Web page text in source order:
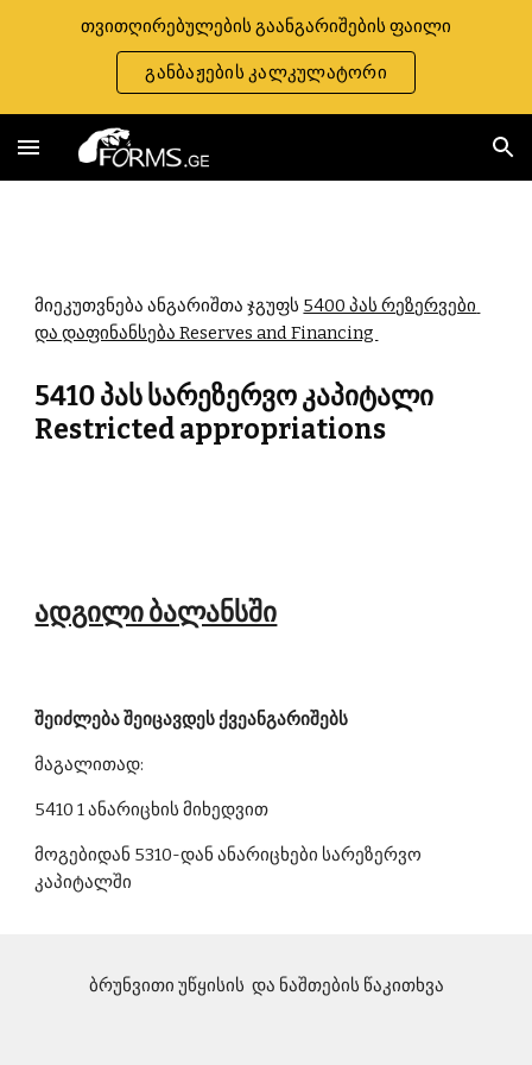
Skip to main content Skip to navigation
თვითღირებულების გაანგარიშების ფაილი
განბაჟების კალკულატორი
მიეკუთვნება ანგარიშთა ჯგუფს 5400 პას რეზერვები
და დაფინანსება Reserves and Financing
5410 პას სარეზერვო კაპიტალი
Restricted appropriations
ადგილი ბალანსში
შეიძლება შეიცავდეს ქვეანგარიშებს
მაგალითად:
5410 1 ანარიცხის მიხედვით
მოგებიდან 5310-დან ანარიცხები სარეზერვო
კაპიტალში
ბრუნვითი უწყისის  და ნაშთების წაკითხვა